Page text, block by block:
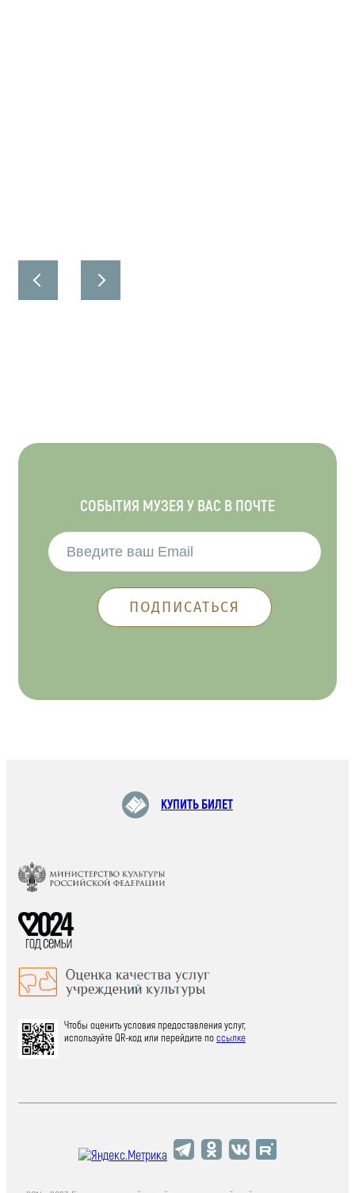
СОБЫТИЯ МУЗЕЯ У ВАС В ПОЧТЕ
КУПИТЬ БИЛЕТ
Чтобы оценить условия предоставления услуг,
используйте QR-код или перейдите поссылке